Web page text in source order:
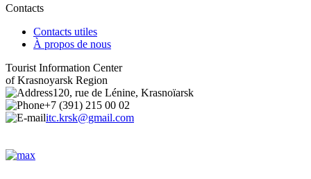
Contacts
Contacts utiles
À propos de nous
Tourist Information Center
of Krasnoyarsk Region
120, rue de Lénine, Krasnoïarsk
+7 (391) 215 00 02
itc.krsk@gmail.com